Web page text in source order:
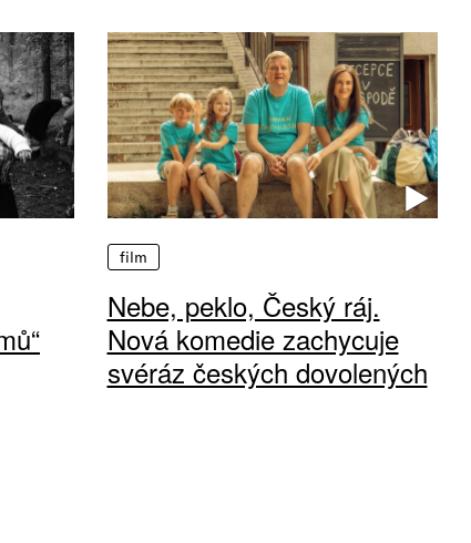
film
Nebe, peklo, Český ráj.
Nová komedie zachycuje
svéráz českých dovolených